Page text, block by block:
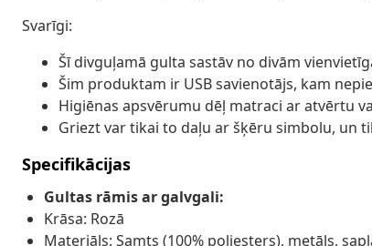
Svarīgi:
Šī divguļamā gulta sastāv no divām
Šim produktam ir USB savienotājs, kam
Higiēnas apsvērumu dēļ matraci ar atvērtu
Griezt var tikai to daļu ar šķēru simbolu, un
Specifikācijas
Gultas rāmis ar galvgali:
Krāsa: Rozā
Materiāls: Samts (100% poliesters), metāls,